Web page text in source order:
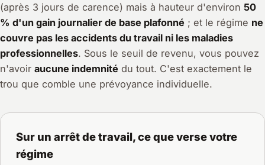
(après 3 jours de carence) mais à hauteur d'environ 50
% d'un gain journalier de base plafonné ; et le régime ne
couvre pas les accidents du travail ni les maladies
professionnelles. Sous le seuil de revenu, vous pouvez
n'avoir aucune indemnité du tout. C'est exactement le
trou que comble une prévoyance individuelle.
Sur un arrêt de travail, ce que verse votre
régime